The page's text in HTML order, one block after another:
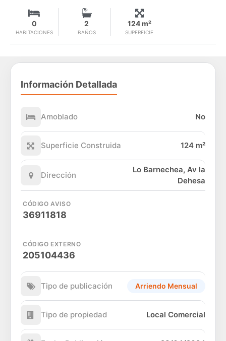
HABITACIONES
0
BAÑOS
2
SUPERFICIE
124 m²
Información Detallada
Amoblado No
Superficie Construida 124 m²
Dirección
Lo Barnechea, Av la
Dehesa
CÓDIGO AVISO
36911818
CÓDIGO EXTERNO
205104436
Tipo de publicación Arriendo Mensual
Tipo de propiedad Local Comercial